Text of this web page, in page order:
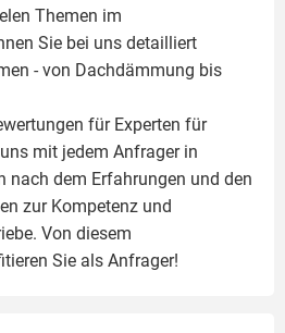
Themen im
Sie bei uns detailliert
- von Dachdämmung bis
für Experten für
mit jedem Anfrager in
nach dem Erfahrungen und den
zur Kompetenz und
Von diesem
Sie als Anfrager!